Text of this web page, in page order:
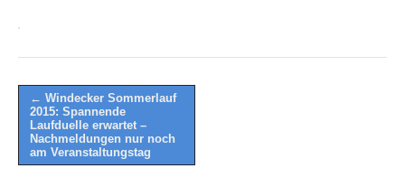
Post
navigation
← Windecker Sommerlauf
2015: Spannende
Laufduelle erwartet –
Nachmeldungen nur noch
am Veranstaltungstag